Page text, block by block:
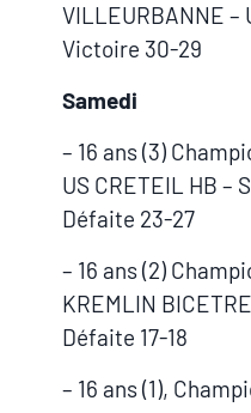
VILLEURBANNE –
Victoire 30-29
Samedi
– 16 ans (3)
US CRETEIL HB –
Défaite 23-27
– 16 ans (2)
KREMLIN
Défaite 17-18
– 16 ans (1),